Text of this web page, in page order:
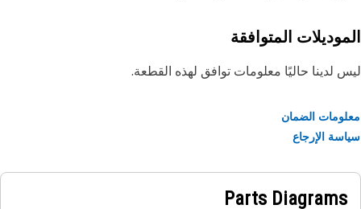
المتوافقة
لدينا حاليًا معلومات توافق لهذه القطعة.
الضمان
الإرجاع
Parts Diagrams